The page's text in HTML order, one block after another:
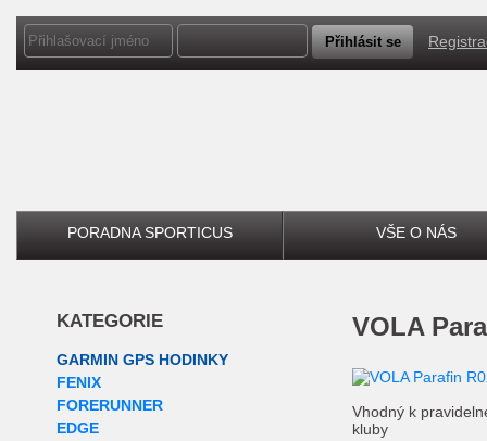
PORADNA SPORTICUS VŠE O NÁS
KATEGORIE
GARMIN GPS HODINKY
FENIX
FORERUNNER
EDGE
VOLA
Vhodný k
kluby